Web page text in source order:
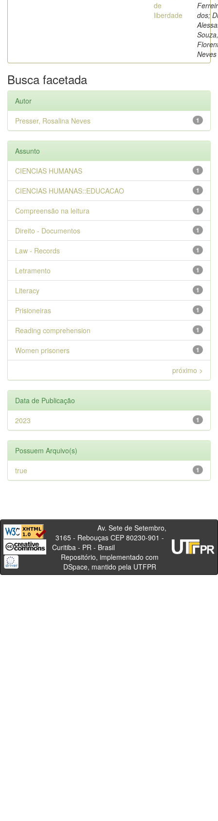
de
liberdade
dos;
Souza,
Neves
Busca facetada
Autor
1
Presser, Rosalina Neves
Assunto
1
CIENCIAS HUMANAS
1
CIENCIAS HUMANAS::EDUCACAO
1
Compreensão na leitura
1
Direito - Documentos
1
Law - Records
1
Letramento
1
Literacy
1
Prisioneiras
1
Reading comprehension
1
Women prisoners
próximo >
Data de Publicação
1
2023
Possuem Arquivo(s)
1
true
Av. Sete de Setembro,
3165 - Rebouças CEP 80230-901 -
Curitiba - PR - Brasil
Repositório, implementado com
DSpace, mantido pela UTFPR